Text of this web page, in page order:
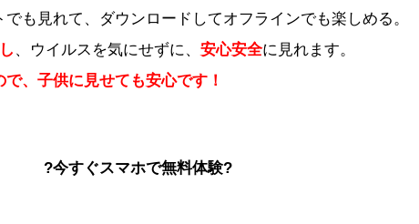
も見れて、ダウンロードしてオフラインでも楽しめる。
、ウイルスを気にせずに、 安心安全に見れます。
、子供に見せても安心です！
?今すぐスマホで無料体験?